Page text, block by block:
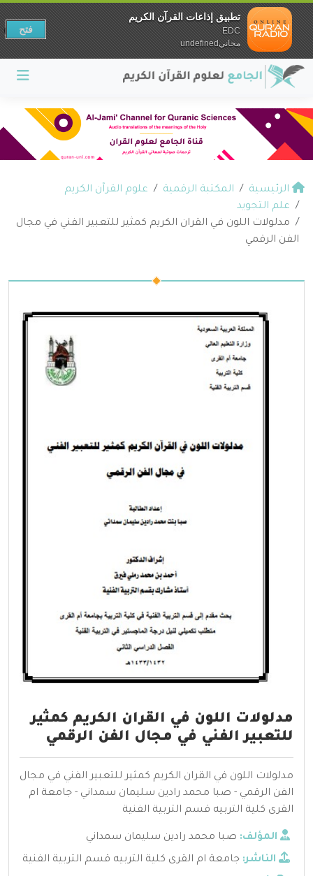
الرئيسية المكتبة الرقمية
علوم القرآن الكريم
علم التجويد
مدلولات اللون في القران الكريم كمثير للتعبير الفني في مجال
الفن الرقمي
مدلولات اللون في القران الكريم كمثير
للتعبير الفني في مجال الفن الرقمي
مدلولات اللون في القران الكريم كمثير للتعبير الفني في مجال
الفن الرقمي - صبا محمد رادين سليمان سمداني - جامعة ام
القرى كلية التربيه قسم التربية الفنية
المؤلف: صبا محمد رادين سليمان سمداني
الناشر: جامعة ام القرى كلية التربيه قسم التربية الفنية
تطبيق إذاعات القرآن الكريم
EDC
مجانيundefined
فتح